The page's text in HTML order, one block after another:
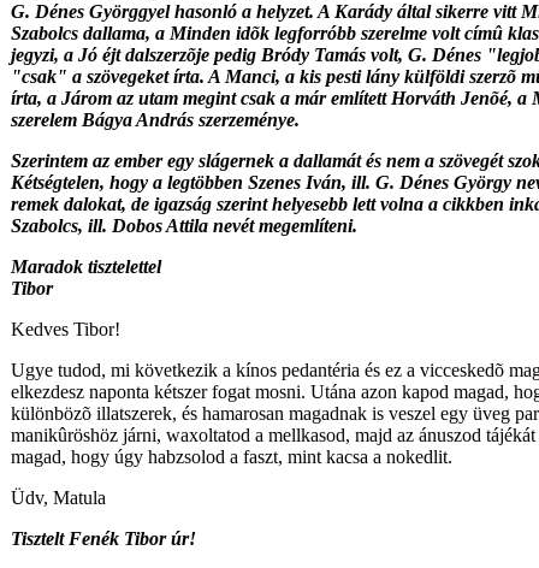
G. Dénes Györggyel hasonló a helyzet. A Karády által sikerre vitt
Szabolcs dallama, a Minden idõk legforróbb szerelme volt címû
jegyzi, a Jó éjt dalszerzõje pedig Bródy Tamás volt, G. Dénes
"csak" a szövegeket írta. A Manci, a kis pesti lány külföldi szerzõ
írta, a Járom az utam megint csak a már említett Horváth Jenõé, a
szerelem Bágya András szerzeménye.
Szerintem az ember egy slágernek a dallamát és nem a szövegét
Kétségtelen, hogy a legtöbben Szenes Iván, ill. G. Dénes György
remek dalokat, de igazság szerint helyesebb lett volna a cikkben
Szabolcs, ill. Dobos Attila nevét megemlíteni.
Maradok tisztelettel
Tibor
Kedves Tibor!
Ugye tudod, mi következik a kínos pedantéria és ez a vicceskedõ
elkezdesz naponta kétszer fogat mosni. Utána azon kapod magad,
különbözõ illatszerek, és hamarosan magadnak is veszel egy üveg
manikûröshöz járni, waxoltatod a mellkasod, majd az ánuszod
magad, hogy úgy habzsolod a faszt, mint kacsa a nokedlit.
Üdv, Matula
Tisztelt Fenék Tibor úr!